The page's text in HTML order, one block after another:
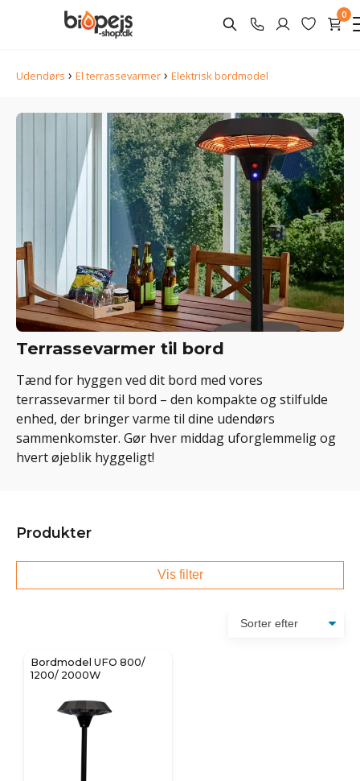
0
Udendørs › El terrassevarmer › Elektrisk bordmodel
Terrassevarmer til bord
Tænd for hyggen ved dit bord med vores
terrassevarmer til bord – den kompakte og stilfulde
enhed, der bringer varme til dine udendørs
sammenkomster. Gør hver middag uforglemmelig og
hvert øjeblik hyggeligt!
Produkter
Vis filter
Bordmodel UFO 800/
1200/ 2000W